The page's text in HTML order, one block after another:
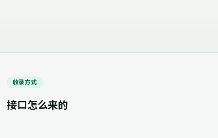
收录方式
接口怎么来的